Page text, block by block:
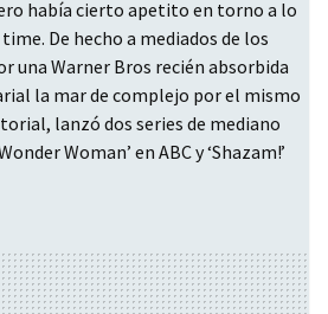
había cierto apetito en torno a lo
De hecho a mediados de los
una Warner Bros recién absorbida
la mar de complejo por el mismo
lanzó dos series de mediano
Woman’ en ABCy ‘Shazam!’